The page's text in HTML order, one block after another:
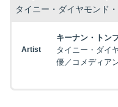
タイニー・ダイヤモンド
Artist
キーナン・トン
タイニー・ダイ
優／コメディア